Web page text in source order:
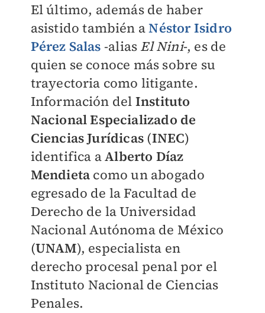
El último, además de haber
asistido también aNéstor Isidro
Pérez Salas -alias El Nini-, es de
quien se conoce más sobre su
trayectoria como litigante.
Información del Instituto
Nacional Especializado de
Ciencias Jurídicas (INEC)
identifica aAlberto Díaz
Mendieta como un abogado
egresado de la Facultad de
Derecho de la Universidad
Nacional Autónoma de México
(UNAM), especialista en
derecho procesal penal por el
Instituto Nacional de Ciencias
Penales.